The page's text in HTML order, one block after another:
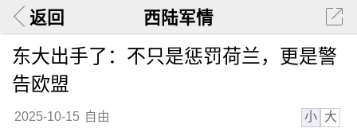
返回 西陆军情
东大出手了：不只是惩罚荷兰，更是警
告欧盟
2025-10-15 自由 小 大